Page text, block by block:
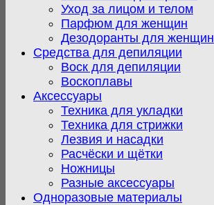
Уход за лицом и телом
Парфюм для женщин
Дезодоранты для женщин
Средства для депиляции
Воск для депиляции
Воскоплавы
Аксессуары
Техника для укладки
Техника для стрижки
Лезвия и насадки
Расчёски и щётки
Ножницы
Разные аксессуары
Одноразовые материалы